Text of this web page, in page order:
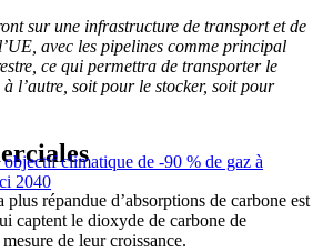
sur une infrastructure de transport et de
avec les pipelines comme principal
ce qui permettra de transporter le
l’autre, soit pour le stocker, soit pour
climatique de -90 % de gaz à
2040
répandue d’absorptions de carbone est
captent le dioxyde de carbone de
de leur croissance.